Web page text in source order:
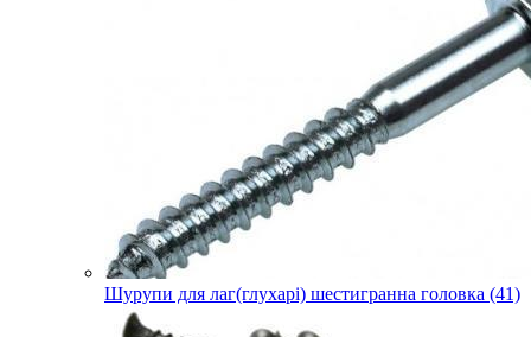
Шурупи для лаг(глухарі) шестигранна головка (41)